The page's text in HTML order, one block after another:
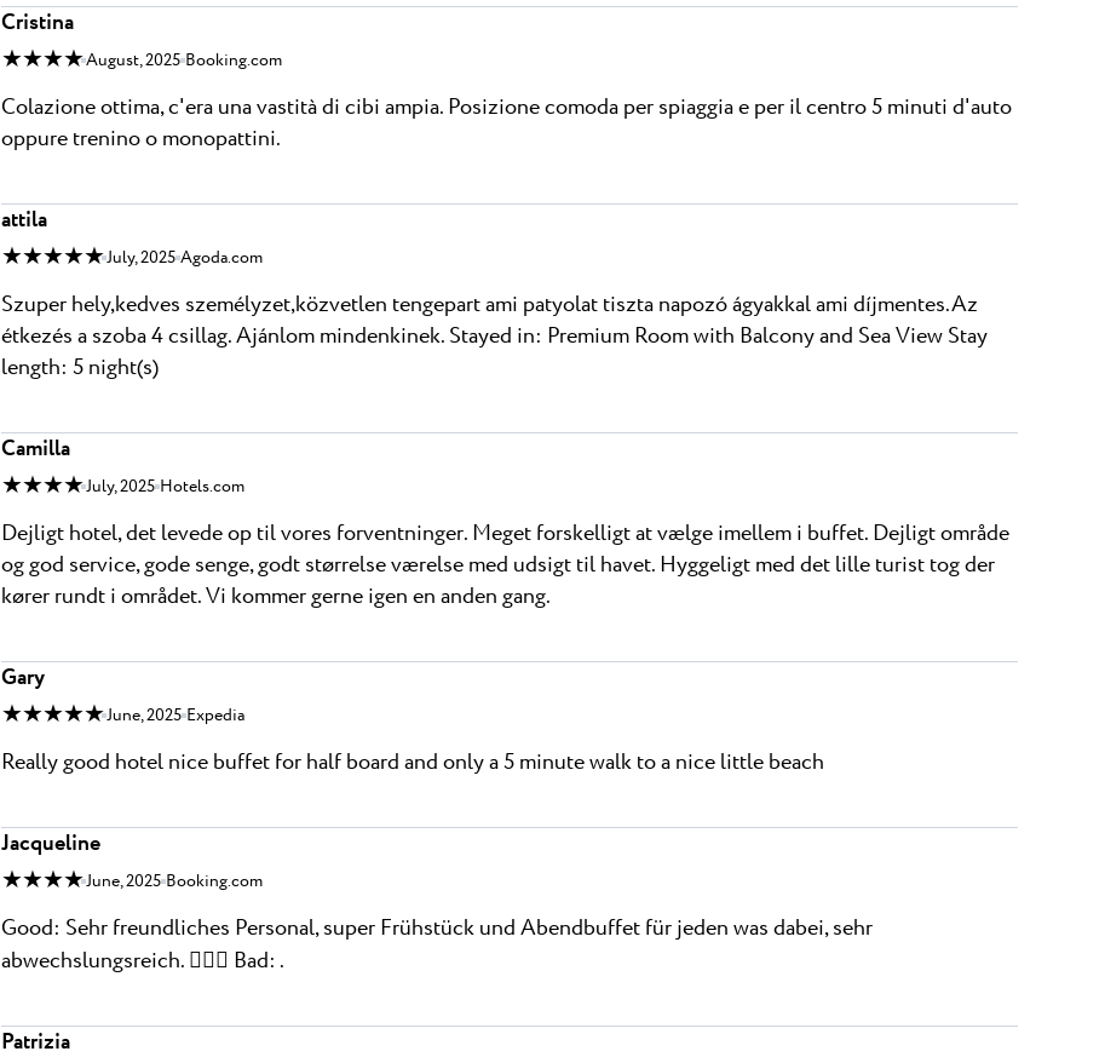
Cristina
★ ★ ★ ★ August, 2025 Booking.com
Colazione ottima, c'era una vastità di cibi ampia. Posizione comoda per spiaggia e per il centro 5 minuti d'auto
oppure trenino o monopattini.
attila
★ ★ ★ ★ ★ July, 2025 Agoda.com
Szuper hely,kedves személyzet,közvetlen tengepart ami patyolat tiszta napozó ágyakkal ami díjmentes.Az
étkezés a szoba 4 csillag. Ajánlom mindenkinek. Stayed in: Premium Room with Balcony and Sea View Stay
length: 5 night(s)
Camilla
★ ★ ★ ★ July, 2025 Hotels.com
Dejligt hotel, det levede op til vores forventninger. Meget forskelligt at vælge imellem i buffet. Dejligt område
og god service, gode senge, godt størrelse værelse med udsigt til havet. Hyggeligt med det lille turist tog der
kører rundt i området. Vi kommer gerne igen en anden gang.
Gary
★ ★ ★ ★ ★ June, 2025 Expedia
Really good hotel nice buffet for half board and only a 5 minute walk to a nice little beach
Jacqueline
★ ★ ★ ★ June, 2025 Booking.com
Good: Sehr freundliches Personal, super Frühstück und Abendbuffet für jeden was dabei, sehr
abwechslungsreich. 👍🏻😊 Bad: .
Patrizia